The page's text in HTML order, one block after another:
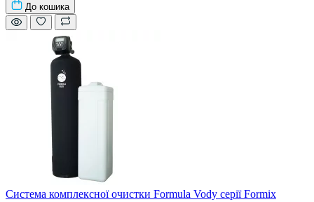
До кошика
Система комплексної очистки Formula Vody серії Formix